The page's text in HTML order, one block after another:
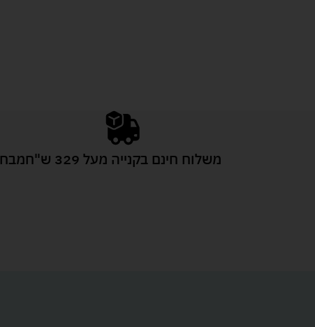
משלוח חינם בקנייה מעל 329 ש"ח